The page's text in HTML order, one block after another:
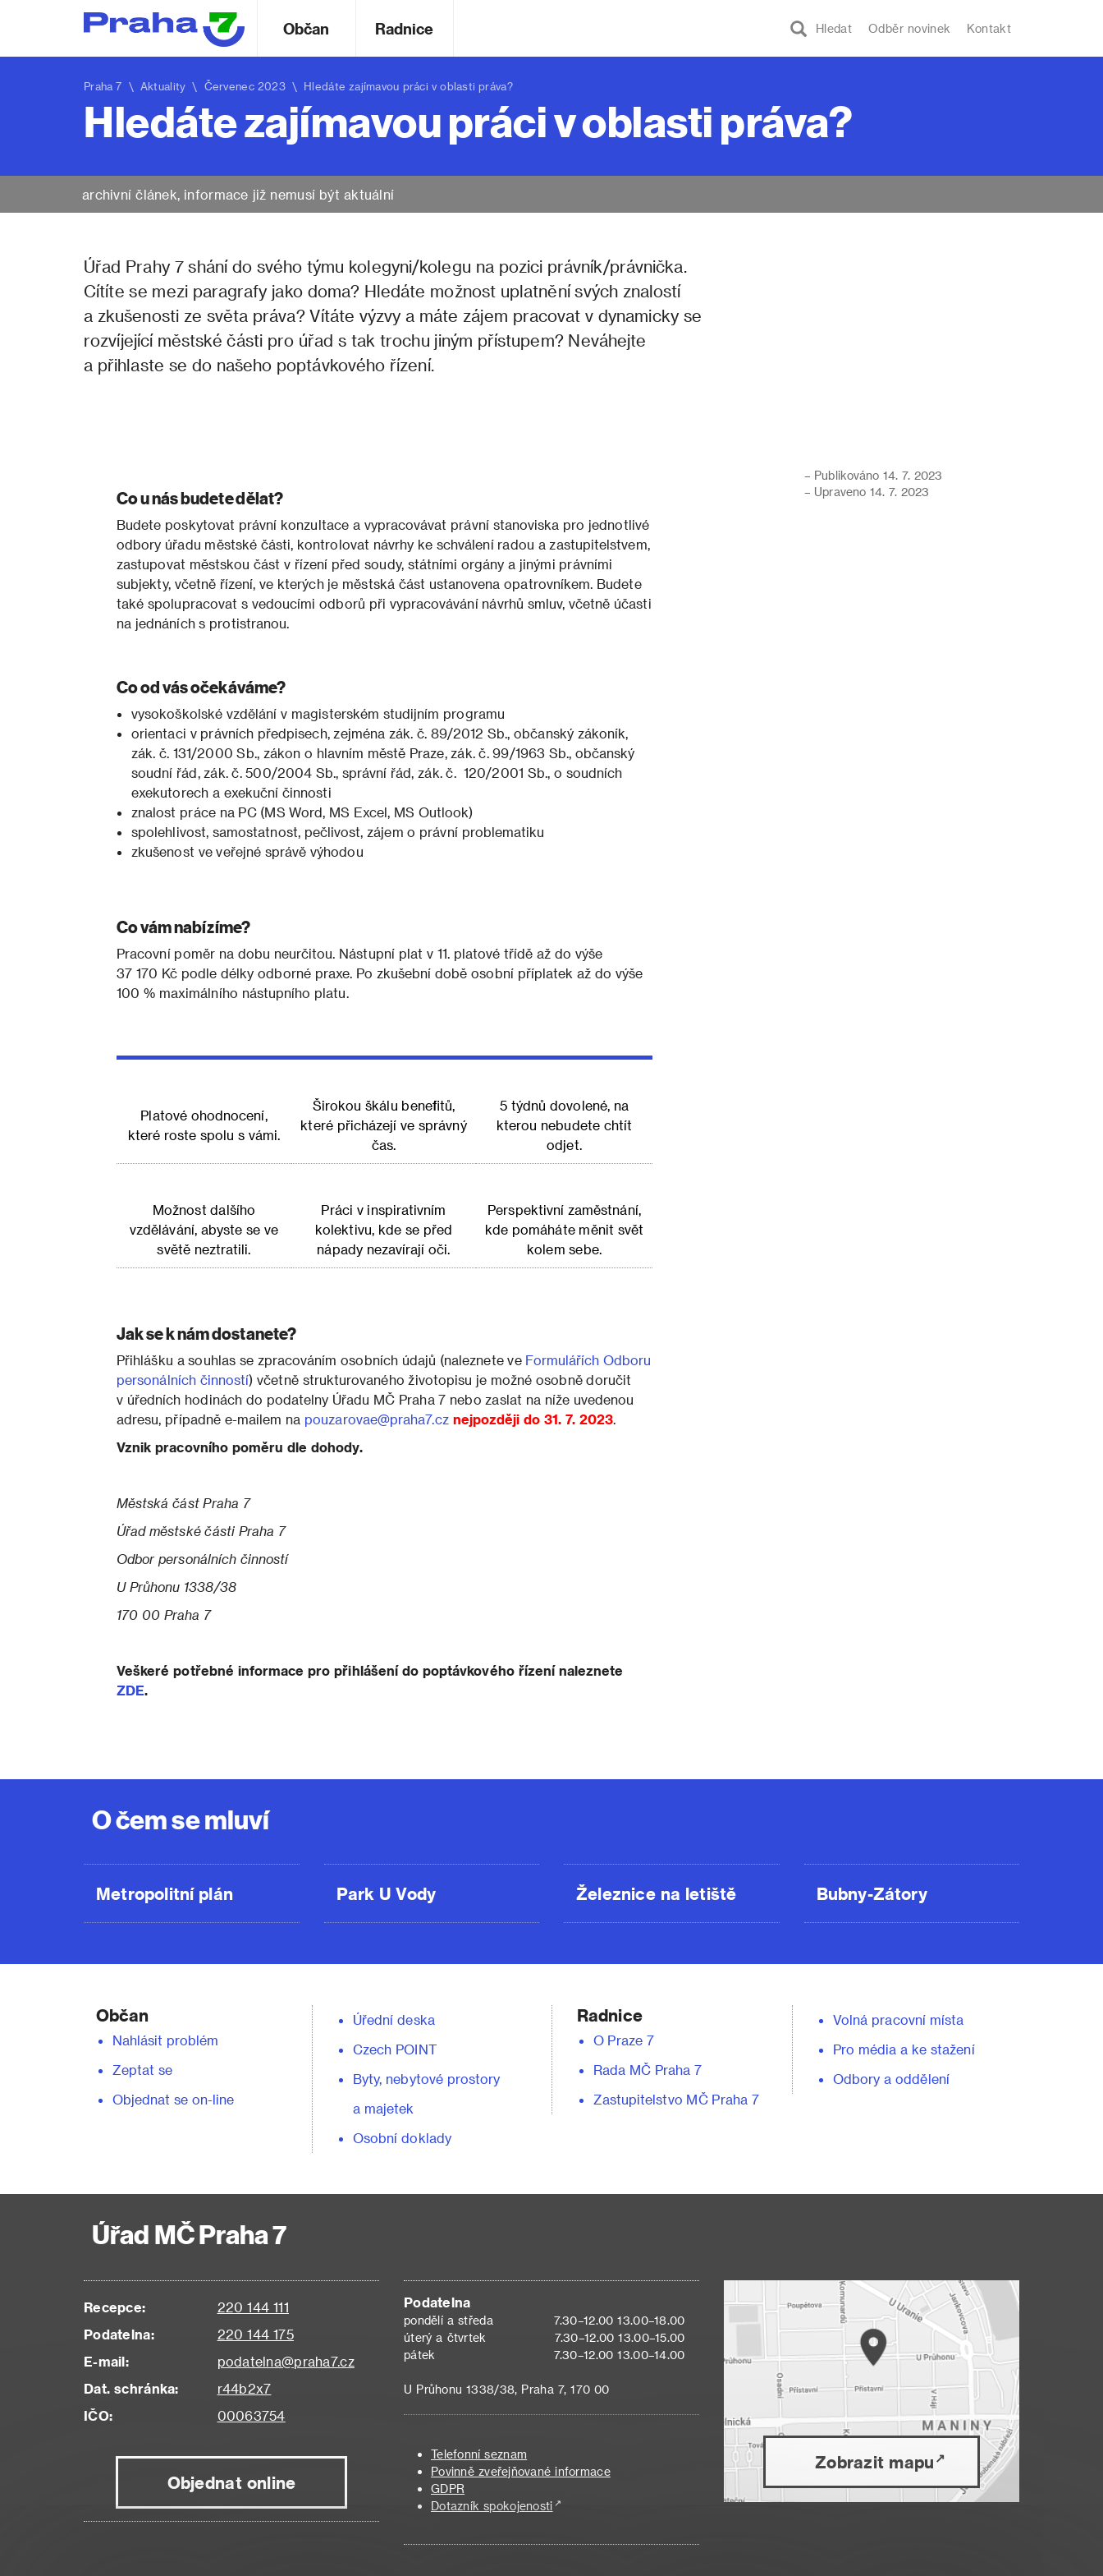
Hledat Odběr novinek Kontakt
Občan Radnice
Praha 7 \ Aktuality \ Červenec 2023 \ Hledáte zajímavou práci v oblasti práva?
Hledáte zajímavou práci v oblasti práva?
archivní článek, informace již nemusí být aktuální
Úřad Prahy 7 shání do svého týmu kolegyni/kolegu na pozici právník/právnička.
Cítíte se mezi paragrafy jako doma? Hledáte možnost uplatnění svých znalostí
a zkušenosti ze světa práva? Vítáte výzvy a máte zájem pracovat v dynamicky se
rozvíjející městské části pro úřad s tak trochu jiným přístupem? Neváhejte
a přihlaste se do našeho poptávkového řízení.
Co u nás budete dělat?
Budete poskytovat právní konzultace a vypracovávat právní stanoviska pro jednotlivé
odbory úřadu městské části, kontrolovat návrhy ke schválení radou a zastupitelstvem,
zastupovat městskou část v řízení před soudy, státními orgány a jinými právními
subjekty, včetně řízení, ve kterých je městská část ustanovena opatrovníkem. Budete
také spolupracovat s vedoucími odborů při vypracovávání návrhů smluv, včetně účasti
na jednáních s protistranou.
Co od vás očekáváme?
vysokoškolské vzdělání v magisterském studijním programu
orientaci v právních předpisech, zejména zák. č. 89/2012 Sb., občanský zákoník,
zák. č. 131/2000 Sb., zákon o hlavním městě Praze, zák. č. 99/1963 Sb., občanský
soudní řád, zák. č. 500/2004 Sb., správní řád, zák. č. 120/2001 Sb., o soudních
exekutorech a exekuční činnosti
znalost práce na PC (MS Word, MS Excel, MS Outlook)
spolehlivost, samostatnost, pečlivost, zájem o právní problematiku
zkušenost ve veřejné správě výhodou
Co vám nabízíme?
Pracovní poměr na dobu neurčitou. Nástupní plat v 11. platové třídě až do výše
37 170 Kč podle délky odborné praxe. Po zkušební době osobní příplatek až do výše
100 % maximálního nástupního platu.
Platové ohodnocení,
které roste spolu s vámi.
Širokou škálu benefitů,
které přicházejí ve správný
čas.
5 týdnů dovolené, na
kterou nebudete chtít
odjet.
Možnost dalšího
vzdělávání, abyste se ve
světě neztratili.
Práci v inspirativním
kolektivu, kde se před
nápady nezavírají oči.
Perspektivní zaměstnání,
kde pomáháte měnit svět
kolem sebe.
Jak se k nám dostanete?
Přihlášku a souhlas se zpracováním osobních údajů (naleznete ve Formulářích Odboru
personálních činností) včetně strukturovaného životopisu je možné osobně doručit
v úředních hodinách do podatelny Úřadu MČ Praha 7 nebo zaslat na níže uvedenou
adresu, případně e-mailem na pouzarovae@praha7.cz nejpozději do 31. 7. 2023.
Vznik pracovního poměru dle dohody.
Městská část Praha 7
Úřad městské části Praha 7
Odbor personálních činností
U Průhonu 1338/38
170 00 Praha 7
Veškeré potřebné informace pro přihlášení do poptávkového řízení naleznete
ZDE.
– Publikováno 14. 7. 2023
– Upraveno 14. 7. 2023
O čem se mluví
Metropolitní plán Park U Vody Železnice na letiště Bubny-Zátory
Občan
Nahlásit problém
Zeptat se
Objednat se on-line
Úřední deska
Czech POINT
Byty, nebytové prostory
a majetek
Osobní doklady
Radnice
O Praze 7
Rada MČ Praha 7
Zastupitelstvo MČ Praha 7
Volná pracovní místa
Pro média a ke stažení
Odbory a oddělení
Úřad MČ Praha 7
Recepce:
220 144 111
Podatelna:
220 144 175
E-mail:
podatelna@praha7.cz
Dat. schránka:
r44b2x7
IČO:
00063754
Objednat online
Podatelna
pondělí a středa
7.30–12.00 13.00–18.00
úterý a čtvrtek
7.30–12.00 13.00–15.00
pátek
7.30–12.00 13.00–14.00
U Průhonu 1338/38, Praha 7, 170 00
Telefonní seznam
Povinně zveřejňované informace
GDPR
Dotazník spokojenosti
Zobrazit mapu